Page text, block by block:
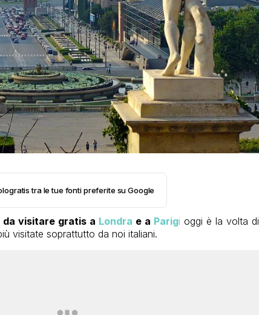
tra le tue fonti preferite su Google
da visitare gratis a Londra e a Parigi oggi è la volta di
visitate soprattutto da noi italiani.